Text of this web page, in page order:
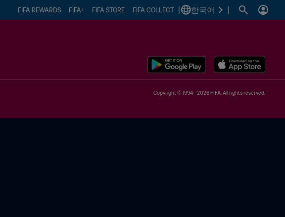
FIFA REWARDS FIFA+ FIFA STORE FIFA COLLECT 한국어
Copyright © 1994 - 2026 FIFA. All rights reserved.